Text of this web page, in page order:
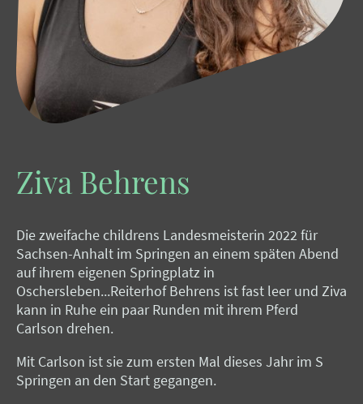
Ziva Behrens
Die zweifache childrens Landesmeisterin 2022 für
Sachsen-Anhalt im Springen an einem späten Abend
auf ihrem eigenen Springplatz in
Oschersleben...Reiterhof Behrens ist fast leer und Ziva
kann in Ruhe ein paar Runden mit ihrem Pferd
Carlson drehen.
Mit Carlson ist sie zum ersten Mal dieses Jahr im S
Springen an den Start gegangen.